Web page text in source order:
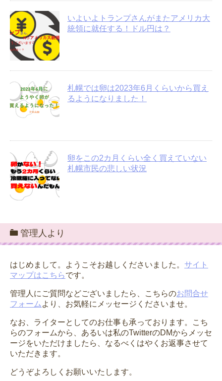
いよいよトランプさんがまたアメリカ大
統領に就任する！ドル円は？
札幌では卵は2023年6月くらいから買え
るようになりました！
卵をこの2カ月くらい全く買えていない
札幌市民の悲しい状況
管理人より
はじめまして。ようこそお越しくださいました。 サイト
マップはこちらです。
管理人にご質問などございましたら、こちらのお問合せ
フォーム より、お気軽にメッセージくださいませ。
なお、ライターとしてのお仕事も承っております。こち
らのフォームから、あるいは私のTwitterのDMからメッセ
ージをいただけましたら、なるべくはやくお返事させて
いただきます。
どうぞよろしくお願いいたします。